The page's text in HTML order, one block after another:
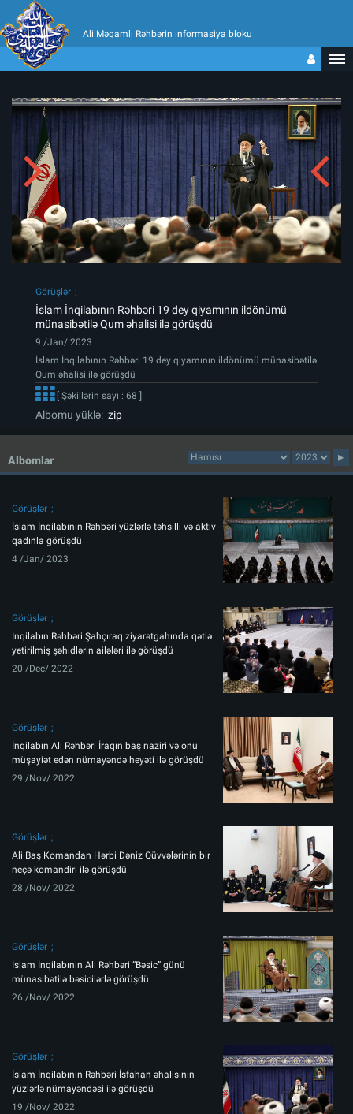
Ali Məqamlı Rəhbərin informasiya bloku
Görüşlər
İslam İnqilabının Rəhbəri 19 dey qiyamının ildönümü
münasibətilə Qum əhalisi ilə görüşdü
9 /Jan/ 2023
İslam İnqilabının Rəhbəri 19 dey qiyamının ildönümü münasibətilə
Qum əhalisi ilə görüşdü
[ Şəkillərin sayı : 68 ]
Albomu yüklə: zip
Albomlar
Görüşlər
İslam İnqilabının Rəhbəri yüzlərlə təhsilli və aktiv
qadınla görüşdü
4 /Jan/ 2023
Görüşlər
İnqilabın Rəhbəri Şahçıraq ziyarətgahında qətlə
yetirilmiş şəhidlərin ailələri ilə görüşdü
20 /Dec/ 2022
Görüşlər
İnqilabın Ali Rəhbəri İraqın baş naziri və onu
müşayiət edən nümayəndə heyəti ilə görüşdü
29 /Nov/ 2022
Görüşlər
Ali Baş Komandan Hərbi Dəniz Qüvvələrinin bir
neçə komandiri ilə görüşdü
28 /Nov/ 2022
Görüşlər
İslam İnqilabının Ali Rəhbəri “Bəsic” günü
münasibətilə bəsicilərlə görüşdü
26 /Nov/ 2022
Görüşlər
İslam İnqilabının Rəhbəri İsfahan əhalisinin
yüzlərlə nümayəndəsi ilə görüşdü
19 /Nov/ 2022